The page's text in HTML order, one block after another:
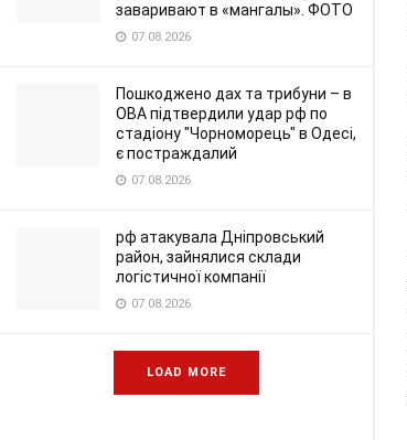
заваривают в «мангалы». ФОТО
07.08.2026
Пошкоджено дах та трибуни – в
ОВА підтвердили удар рф по
стадіону "Чорноморець" в Одесі,
є постраждалий
07.08.2026
рф атакувала Дніпровський
район, зайнялися склади
логістичної компанії
07.08.2026
LOAD MORE